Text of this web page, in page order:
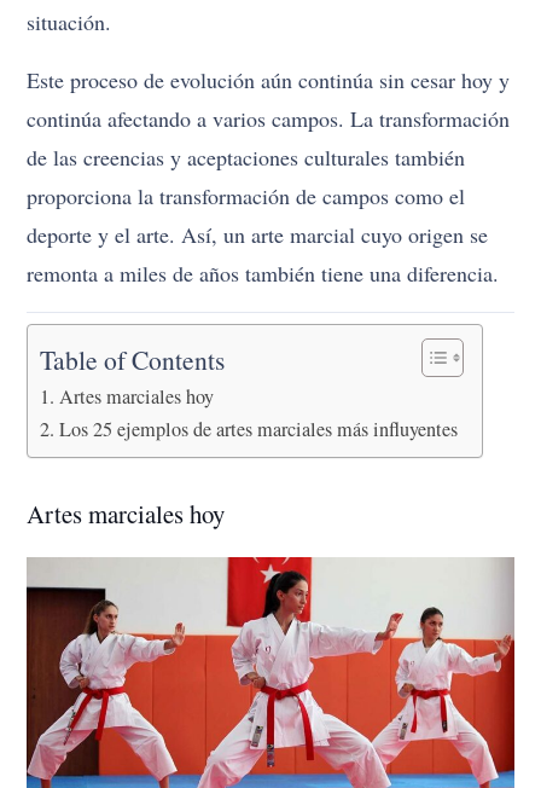
situación.
Este proceso de evolución aún continúa sin cesar hoy y
continúa afectando a varios campos. La transformación
de las creencias y aceptaciones culturales también
proporciona la transformación de campos como el
deporte y el arte. Así, un arte marcial cuyo origen se
remonta a miles de años también tiene una diferencia.
Table of Contents
Artes marciales hoy
Los 25 ejemplos de artes marciales más influyentes
Artes marciales hoy